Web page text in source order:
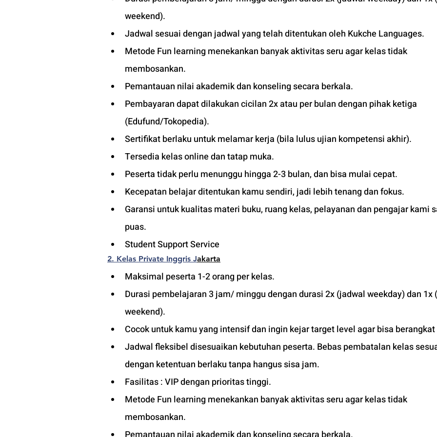
weekend).
Jadwal sesuai dengan jadwal yang telah ditentukan oleh Kukche Languages.
Metode Fun learning menekankan banyak aktivitas seru agar kelas tidak
membosankan.
Pemantauan nilai akademik dan konseling secara berkala.
Pembayaran dapat dilakukan cicilan 2x atau per bulan dengan pihak ketiga
(Edufund/Tokopedia).
Sertifikat berlaku untuk melamar kerja (bila lulus ujian kompetensi akhir).
Tersedia kelas online dan tatap muka.
Peserta tidak perlu menunggu hingga 2-3 bulan, dan bisa mulai cepat.
Kecepatan belajar ditentukan kamu sendiri, jadi lebih tenang dan fokus.
Garansi untuk kualitas materi buku, ruang kelas, pelayanan dan pengajar kami
puas.
Student Support Service
2. Kelas Private Inggris Jakarta
Maksimal peserta 1-2 orang per kelas.
Durasi pembelajaran 3 jam/ minggu dengan durasi 2x (jadwal weekday) dan 1x
weekend).
Cocok untuk kamu yang intensif dan ingin kejar target level agar bisa
Jadwal fleksibel disesuaikan kebutuhan peserta. Bebas pembatalan kelas
dengan ketentuan berlaku tanpa hangus sisa jam.
Fasilitas : VIP dengan prioritas tinggi.
Metode Fun learning menekankan banyak aktivitas seru agar kelas tidak
membosankan.